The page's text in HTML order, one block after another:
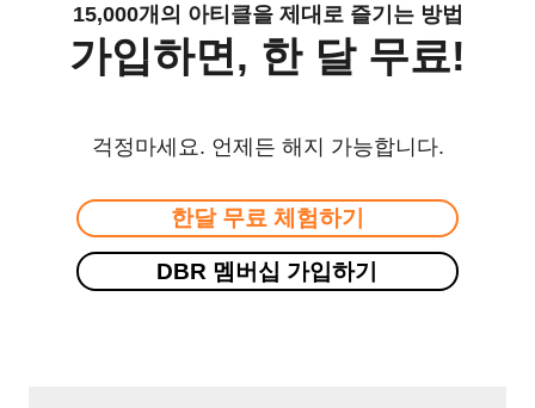
15,000개의 아티클을 제대로 즐기는 방법
가입하면, 한 달 무료!
걱정마세요. 언제든 해지 가능합니다.
한달 무료 체험하기
DBR 멤버십 가입하기